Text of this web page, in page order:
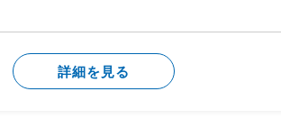
ストにおけるBP社検証物の確認・品質担保
～総合テストで発生する障害の管理・進行統制
帳の運用/障害解消状況のトラッキング
詳細を見る